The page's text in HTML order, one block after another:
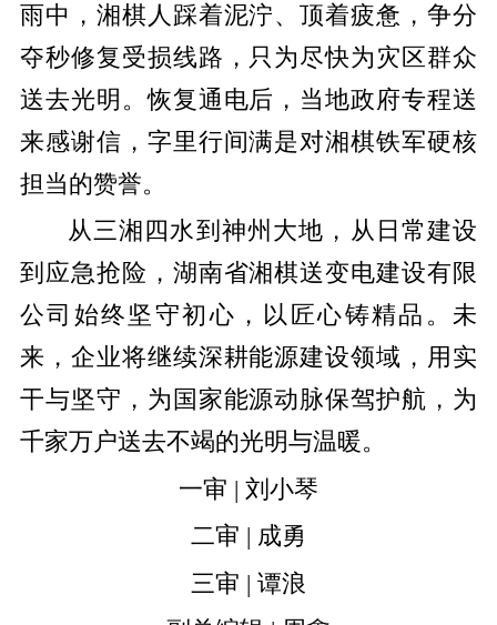
雨中，湘棋人踩着泥泞、顶着疲惫，争分
夺秒修复受损线路，只为尽快为灾区群众
送去光明。恢复通电后，当地政府专程送
来感谢信，字里行间满是对湘棋铁军硬核
担当的赞誉。
从三湘四水到神州大地，从日常建设
到应急抢险，湖南省湘棋送变电建设有限
公司始终坚守初心，以匠心铸精品。未
来，企业将继续深耕能源建设领域，用实
干与坚守，为国家能源动脉保驾护航，为
千家万户送去不竭的光明与温暖。
一审 | 刘小琴
二审 | 成勇
三审 | 谭浪